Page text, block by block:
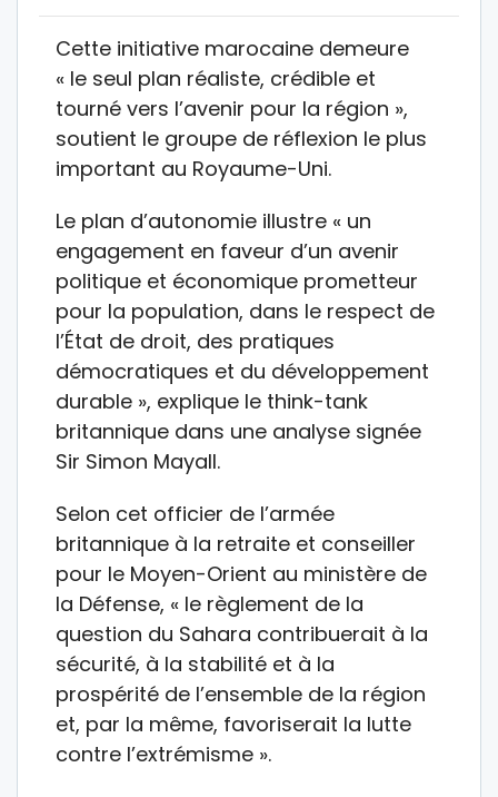
Cette initiative marocaine demeure
« le seul plan réaliste, crédible et
tourné vers l’avenir pour la région »,
soutient le groupe de réflexion le plus
important au Royaume-Uni.
Le plan d’autonomie illustre « un
engagement en faveur d’un avenir
politique et économique prometteur
pour la population, dans le respect de
l’État de droit, des pratiques
démocratiques et du développement
durable », explique le think-tank
britannique dans une analyse signée
Sir Simon Mayall.
Selon cet officier de l’armée
britannique à la retraite et conseiller
pour le Moyen-Orient au ministère de
la Défense, « le règlement de la
question du Sahara contribuerait à la
sécurité, à la stabilité et à la
prospérité de l’ensemble de la région
et, par la même, favoriserait la lutte
contre l’extrémisme ».